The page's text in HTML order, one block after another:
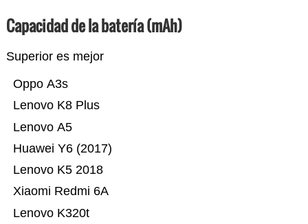
Capacidad de la batería (mAh)
Superior es mejor
Lenovo K320t
Xiaomi Redmi 6A
Lenovo K5 2018
Huawei Y6 (2017)
Lenovo A5
Lenovo K8 Plus
Oppo A3s